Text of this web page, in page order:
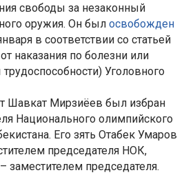
свободы за незаконный
оружия. Он былосвобожден
в соответствии со статьей
наказания по болезни или
Уголовного
Шавкат Мирзиёев был избран
Национального олимпийского
Его зять Отабек Умаров
председателя НОК,
председателя.